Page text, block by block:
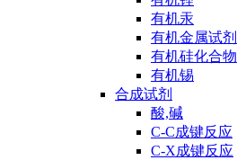
有机汞
有机金属试剂
有机硅化合物
有机锡
合成试剂
酸,碱
C-C成键反应
C-X成键反应